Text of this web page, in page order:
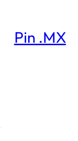
Pin .MX